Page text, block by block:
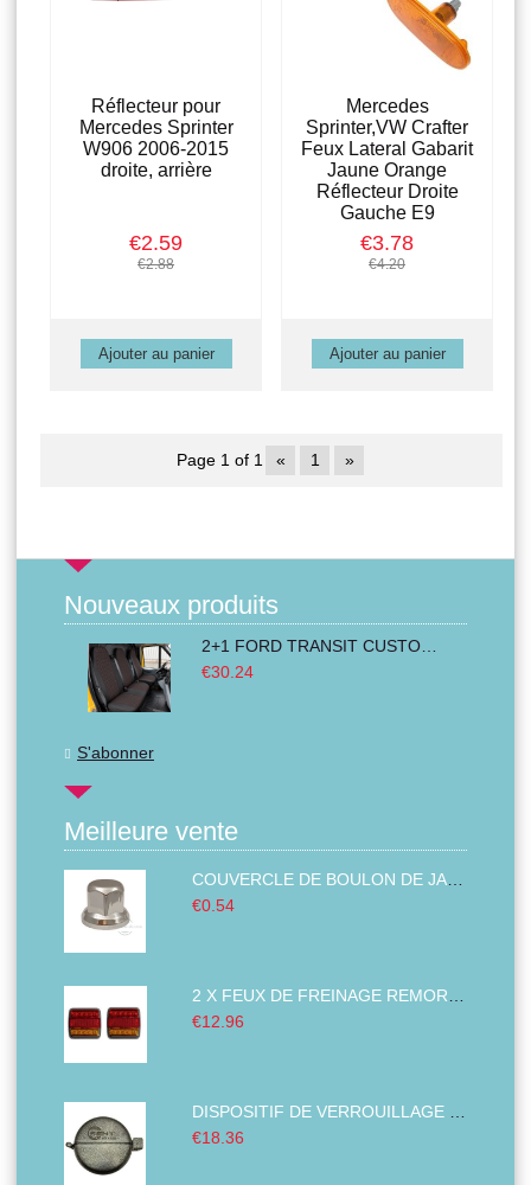
Réflecteur pour
Mercedes Sprinter
W906 2006-2015
droite, arrière
€2.59
€2.88
Mercedes
Sprinter,VW Crafter
Feux Lateral Gabarit
Jaune Orange
Réflecteur Droite
Gauche E9
€3.78
€4.20
Page 1 of 1 « 1 »
Nouveaux produits
€30.24
S'abonner
Meilleure vente
€0.54
€12.96
€18.36